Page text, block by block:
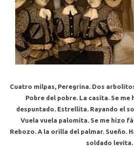
Cuatro milpas, Peregrina. Dos
Pobre del pobre. La casita. Se
despuntado. Estrellita. Rayando el
Vuela vuela palomita. Se me hizo
Rebozo. A la orilla del palmar. Sueño.
soldado levita.